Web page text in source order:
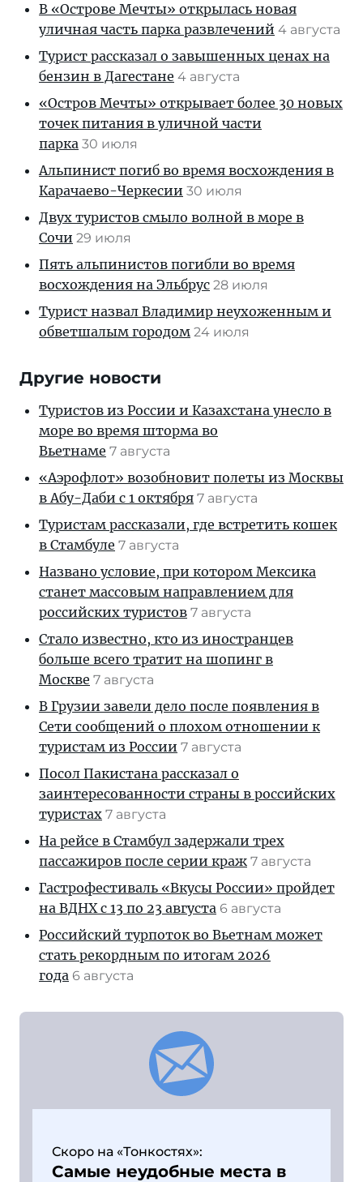
В «Острове Мечты» открылась новая
уличная часть парка развлечений 4 августа
Турист рассказал о завышенных ценах на
бензин в Дагестане 4 августа
«Остров Мечты» открывает более 30 новых
точек питания в уличной части
парка 30 июля
Альпинист погиб во время восхождения в
Карачаево-Черкесии 30 июля
Двух туристов смыло волной в море в
Сочи 29 июля
Пять альпинистов погибли во время
восхождения на Эльбрус 28 июля
Турист назвал Владимир неухоженным и
обветшалым городом 24 июля
Другие новости
Туристов из России и Казахстана унесло в
море во время шторма во
Вьетнаме 7 августа
«Аэрофлот» возобновит полеты из Москвы
в Абу-Даби с 1 октября 7 августа
Туристам рассказали, где встретить кошек
в Стамбуле 7 августа
Названо условие, при котором Мексика
станет массовым направлением для
российских туристов 7 августа
Стало известно, кто из иностранцев
больше всего тратит на шопинг в
Москве 7 августа
В Грузии завели дело после появления в
Сети сообщений о плохом отношении к
туристам из России 7 августа
Посол Пакистана рассказал о
заинтересованности страны в российских
туристах 7 августа
На рейсе в Стамбул задержали трех
пассажиров после серии краж 7 августа
Гастрофестиваль «Вкусы России» пройдет
на ВДНХ с 13 по 23 августа 6 августа
Российский турпоток во Вьетнам может
стать рекордным по итогам 2026
года 6 августа
Скоро на «Тонкостях»:
Самые неудобные места в